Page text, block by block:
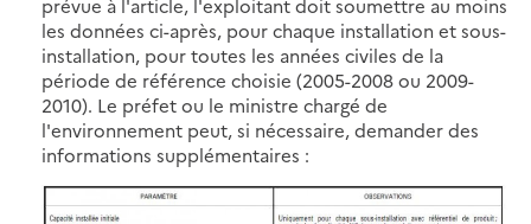
les données ci-après, pour chaque installation et sous-
installation, pour toutes les années civiles de la
période de référence choisie (2005-2008 ou 2009-
2010). Le préfet ou le ministre chargé de
l'environnement peut, si nécessaire, demander des
informations supplémentaires :